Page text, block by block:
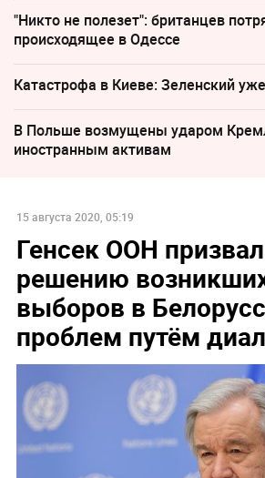
"Никто не полезет": британцев
происходящее в Одессе
Катастрофа в Киеве: Зеленский
В Польше возмущены ударом
иностранным активам
15 августа 2020, 05:19
Генсек ООН
решению
выборов в
проблем путём